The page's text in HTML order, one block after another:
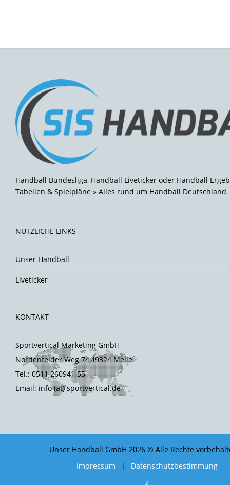
Handball Bundesliga, Handball Liveticker oder Handball
Tabellen & Spielpläne » Alles rund um Handball Deutschland
NÜTZLICHE LINKS
Unser Handball
Liveticker
KONTAKT
Sportvertical Marketing GmbH
Nordenfelder Weg 74,49324 Melle
Tel.: 0511 260941 55
Email: info (at) sportvertical.de
Unser Handball GmbH 2026 © Alle Rechte
Impressum
| Datenschutzbestimmung